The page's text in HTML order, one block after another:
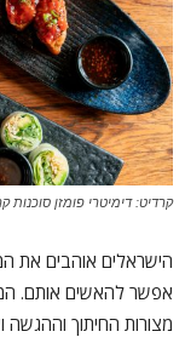
קרדיט: דימיטרי פומזן סוכנות
הישראלים אוהבים את
אפשר להאשים אותם.
מצורות החיתוך וההגשה